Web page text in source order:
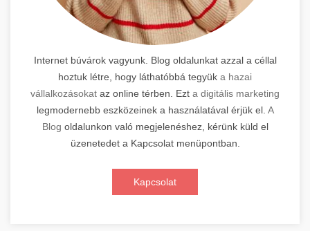
Internet búvárok vagyunk. Blog oldalunkat azzal a céllal
hoztuk létre, hogy láthatóbbá tegyük a hazai
vállalkozásokat az online térben. Ezt a digitális marketing
legmodernebb eszközeinek a használatával érjük el. A
Blog oldalunkon való megjelenéshez, kérünk küld el
üzenetedet a Kapcsolat menüpontban.
Kapcsolat